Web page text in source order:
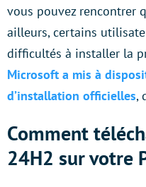
vous pouvez rencontrer
ailleurs, certains
difficultés à installer la
Microsoft a mis à
d’installation officielles,
Comment
24H2 sur votre